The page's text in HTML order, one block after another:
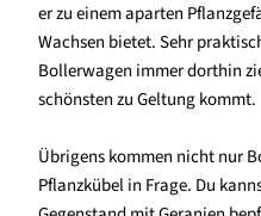
er zu einem aparten
Wachsen bietet. Sehr
Bollerwagen immer dorthin
schönsten zu Geltung kommt.
Übrigens kommen nicht nur
Pflanzkübel in Frage. Du